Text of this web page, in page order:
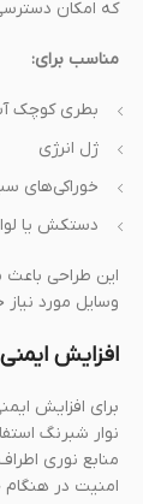
که امکان دسترسی
مناسب برای:
بطری کوچک آب
ژل انرژی
خوراکی‌های سبک
دستکش یا
این طراحی باعث
وسایل مورد نیاز
افزایش ایمنی
برای افزایش ایمنی
نوار شبرنگ استفاده
منابع نوری اطراف،
امنیت در هنگام